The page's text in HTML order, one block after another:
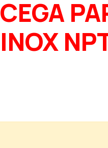
CEGA
INOX